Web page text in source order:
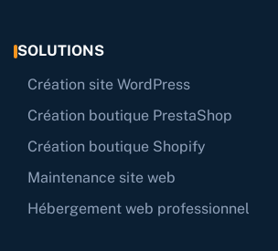
SOLUTIONS
Création site WordPress
Création boutique PrestaShop
Création boutique Shopify
Maintenance site web
Hébergement web professionnel